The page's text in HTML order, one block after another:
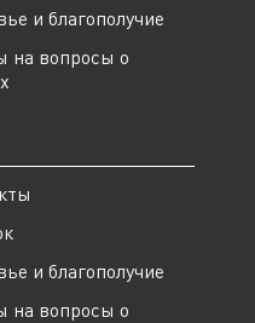
и благополучие
на вопросы о
и благополучие
на вопросы о